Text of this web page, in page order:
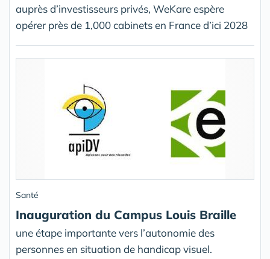
auprès d’investisseurs privés, WeKare espère
opérer près de 1,000 cabinets en France d’ici 2028
Santé
Inauguration du Campus Louis Braille
une étape importante vers l’autonomie des
personnes en situation de handicap visuel.